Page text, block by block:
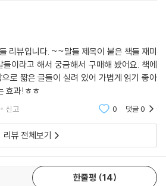
그 모든 과정이 성장의 계기가 되었습니다.
하기 위해 습관을 점검하고 성찰하는 시간을
지고 내면을 단련시킨 겁니다.
우 고무적으로 다가옵니다. 좋은 습관을 갖
. 시간이 필요하고, 노력한 만큼의 결과를 얻
만 습관의 말들을 곱씹고 자신을 성찰하는 시
의 기반을 마련해 줄 것입니다. 남과 똑같은
잘 맞는 방식으로 중심 잡는 법을 깨우치게
히 성장하는 삶을 바라는 모두에게 습관의
리뷰입니다. ~~말들 제목이 붙은 책들 재미
이라고 해서 궁금해서 구매해 봤어요. 책에
로 짧은 글들이 실려 있어 가볍게 읽기 좋아
효과!ㅎㅎ
신고 0 댓글0
리뷰 전체보기
한줄평 14